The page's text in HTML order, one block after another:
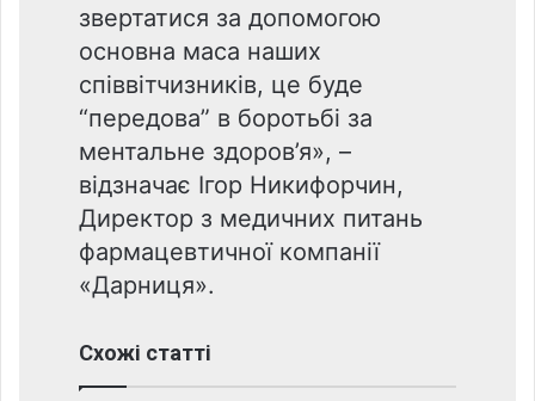
звертатися за допомогою
основна маса наших
співвітчизників, це буде
“передова” в боротьбі за
ментальне здоров’я», –
відзначає Ігор Никифорчин,
Директор з медичних питань
фармацевтичної компанії
«Дарниця».
Схожі статті